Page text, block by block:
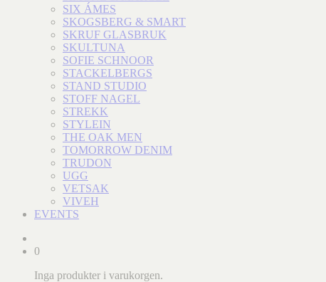
SIX ÁMES
SKOGSBERG & SMART
SKRUF GLASBRUK
SKULTUNA
SOFIE SCHNOOR
STACKELBERGS
STAND STUDIO
STOFF NAGEL
STREKK
STYLEIN
THE OAK MEN
TOMORROW DENIM
TRUDON
UGG
VETSAK
VIVEH
EVENTS
0
Inga produkter i varukorgen.